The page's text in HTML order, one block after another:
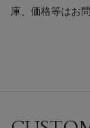
庫、価格等はお